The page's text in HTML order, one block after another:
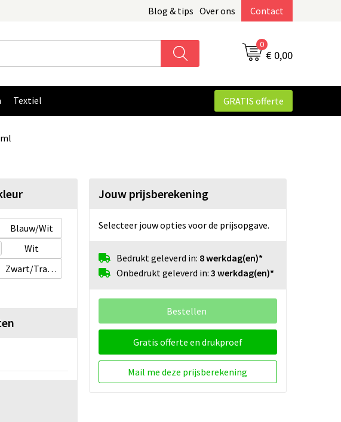
Blog & tips Over ons Contact
0
€ 0,00
Textiel GRATIS offerte
Blauw/Wit
Wit
Zwart/Transparant wit
Jouw prijsberekening
Selecteer jouw opties voor de prijsopgave.
Bedrukt geleverd in: 8 werkdag(en)*
Onbedrukt geleverd in: 3 werkdag(en)*
Bestellen
Gratis offerte en drukproef
Mail me deze prijsberekening